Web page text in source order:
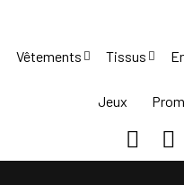
Vêtements Tissus
Jeux